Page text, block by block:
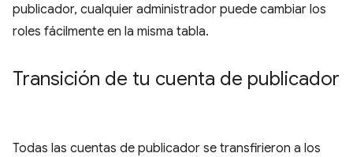
publicador, cualquier administrador puede cambiar los
roles fácilmente en la misma tabla.
Transición de tu cuenta de publicador
Todas las cuentas de publicador se transfirieron a los